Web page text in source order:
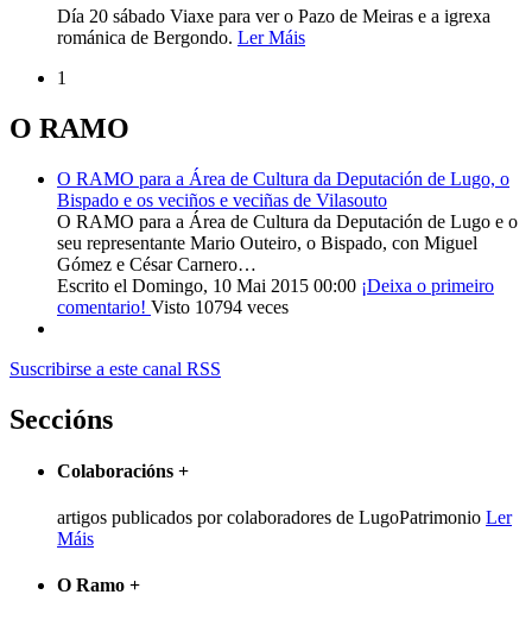
Día 20 sábado Viaxe para ver o Pazo de Meiras e a igrexa
románica de Bergondo. Ler Máis
1
O RAMO
O RAMO para a Área de Cultura da Deputación de Lugo, o
Bispado e os veciños e veciñas de Vilasouto
O RAMO para a Área de Cultura da Deputación de Lugo e o
seu representante Mario Outeiro, o Bispado, con Miguel
Gómez e César Carnero…
Escrito el Domingo, 10 Mai 2015 00:00 ¡Deixa o primeiro
comentario! Visto 10794 veces
Suscribirse a este canal RSS
Seccións
Colaboracións +
artigos publicados por colaboradores de LugoPatrimonio Ler
Máis
O Ramo +